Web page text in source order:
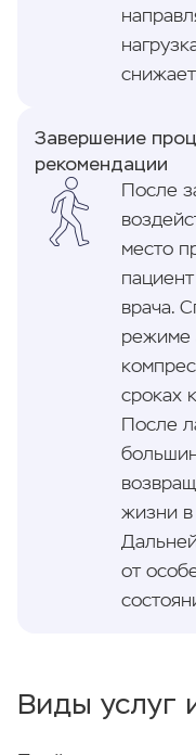
Завершение
рекомендации
После
место
врача.
режиме
сроках
После
жизни в
от
Виды услуг